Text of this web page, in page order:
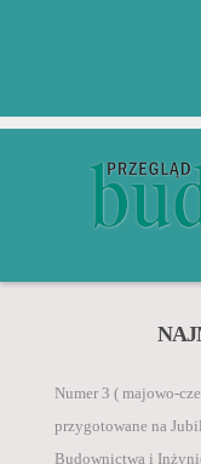
Numer 3 ( majowo-
przygotowane na
Budownictwa i
Zgodnie z
naukowych i
naukowego w
danych o